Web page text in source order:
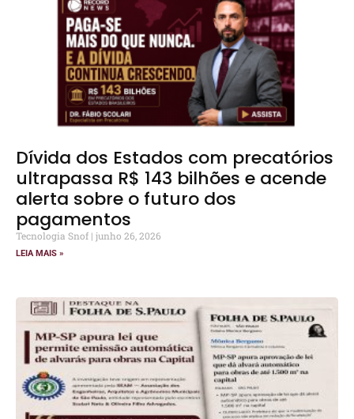
Dívida dos Estados com precatórios
ultrapassa R$ 143 bilhões e acende
alerta sobre o futuro dos
pagamentos
Tecnologia Snof junho 26, 2026
LEIA MAIS »